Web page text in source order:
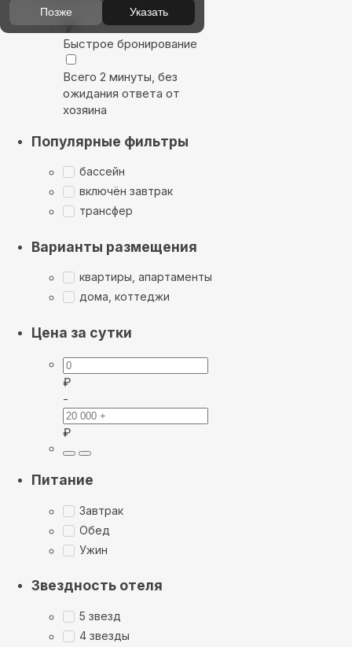
Быстрое бронирование
Всего 2 минуты, без
ожидания ответа от
хозяина
Популярные фильтры
бассейн
включён завтрак
трансфер
Варианты размещения
квартиры, апартаменты
дома, коттеджи
Цена за сутки
₽
-
₽
Питание
Завтрак
Обед
Ужин
Звездность отеля
5 звезд
4 звезды
Позже Указать